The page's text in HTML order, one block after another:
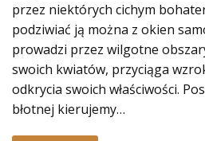
przez niektórych cichym
podziwiać ją można z okien
prowadzi przez wilgotne
swoich kwiatów, przyciąga
odkrycia swoich właściwości.
błotnej kierujemy…